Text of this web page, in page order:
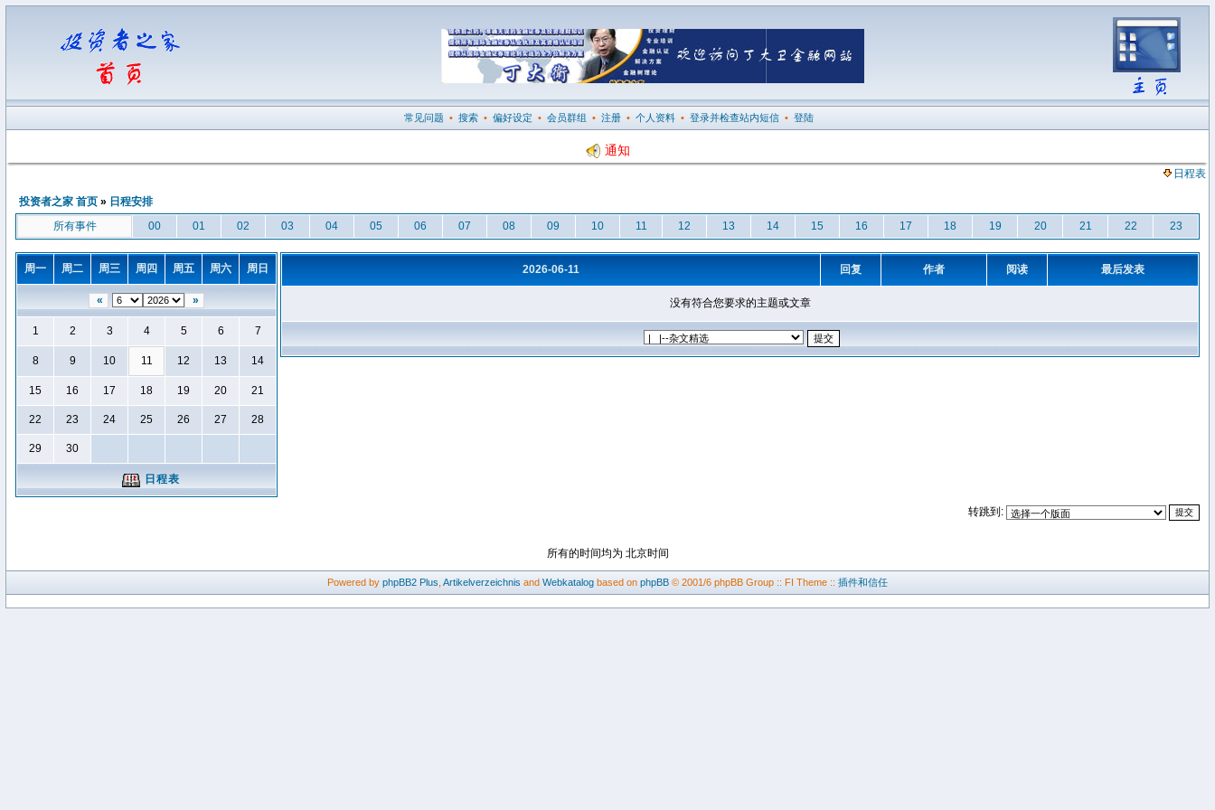
常见问题 • 搜索 • 偏好设定 • 会员群组 • 注册 • 个人资料 • 登录并检查站内短信 • 登陆
通知
日程表
投资者之家 首页 » 日程安排
所有事件
00 01 02 03 04 05 06 07 08 09 10 11 12 13 14 15 16 17 18 19 20 21 22 23
周一 周二 周三 周四 周五 周六 周日
« »
1 2 3 4 5 6 7
8 9 10 11 12 13 14
15 16 17 18 19 20 21
22 23 24 25 26 27 28
29 30
日程表
2026-06-11 回复 作者 阅读 最后发表
没有符合您要求的主题或文章
转跳到:
所有的时间均为 北京时间
Powered by phpBB2 Plus Artikelverzeichnis and Webkatalog based on phpBB © 2001/6 phpBB Group :: FI Theme :: 插件和信任